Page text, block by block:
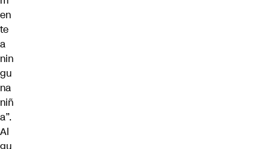
en
te
a
nin
gu
na
niñ
a”.
Al
gu